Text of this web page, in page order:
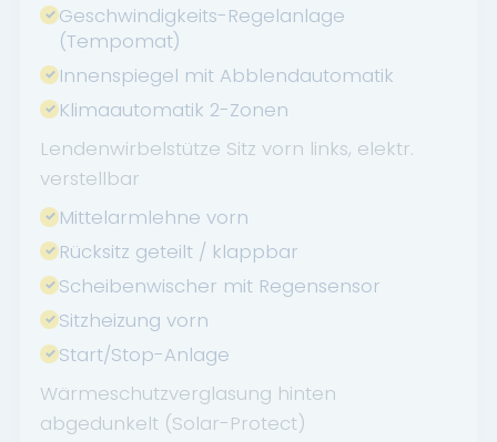
Geschwindigkeits-Regelanlage
(Tempomat)
Innenspiegel mit Abblendautomatik
Klimaautomatik 2-Zonen
Lendenwirbelstütze Sitz vorn links, elektr.
verstellbar
Mittelarmlehne vorn
Rücksitz geteilt / klappbar
Scheibenwischer mit Regensensor
Sitzheizung vorn
Start/Stop-Anlage
Wärmeschutzverglasung hinten
abgedunkelt (Solar-Protect)